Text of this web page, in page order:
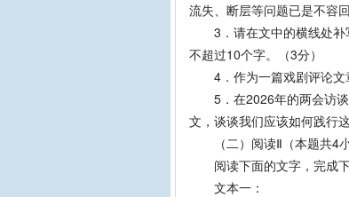
流失、断层等问题已是不容
3．请在文中的横线处补
不超过10个字。（3分）
4．作为一篇戏剧评论文
5．在2026年的两会访谈
文，谈谈我们应该如何践行
（二）阅读Ⅱ（本题共4小
阅读下面的文字，完成下
文本一：